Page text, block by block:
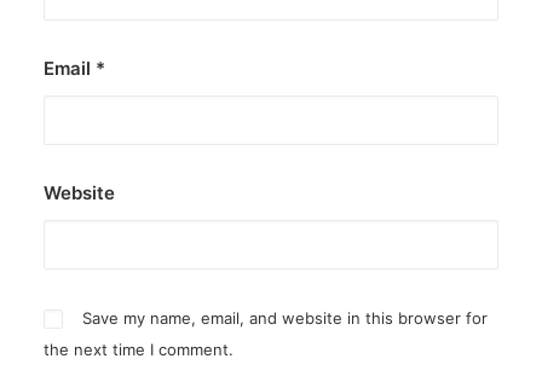
Email *
Website
Save my name, email, and website in this browser for
the next time I comment.